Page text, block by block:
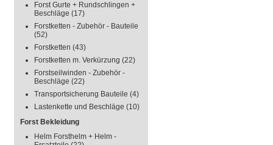
Forst Gurte + Rundschlingen +
Beschläge (17)
Forstketten - Zubehör - Bauteile
(52)
Forstketten (43)
Forstketten m. Verkürzung (22)
Forstseilwinden - Zubehör -
Beschläge (22)
Transportsicherung Bauteile (4)
Lastenkette und Beschläge (10)
Forst Bekleidung
Helm Forsthelm + Helm -